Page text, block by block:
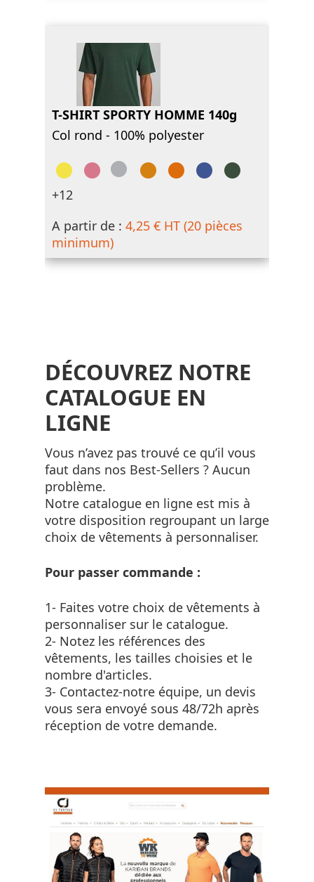
T-SHIRT SPORTY HOMME 140g
Col rond - 100% polyester
+12
A partir de : 4,25 € HT (20 pièces
minimum)
DÉCOUVREZ NOTRE
CATALOGUE EN
LIGNE
Vous n’avez pas trouvé ce qu’il vous
faut dans nos Best-Sellers ? Aucun
problème.
Notre catalogue en ligne est mis à
votre disposition regroupant un large
choix de vêtements à personnaliser.
Pour passer commande :
1- Faites votre choix de vêtements à
personnaliser sur le catalogue.
2- Notez les références des
vêtements, les tailles choisies et le
nombre d'articles.
3- Contactez-notre équipe, un devis
vous sera envoyé sous 48/72h après
réception de votre demande.